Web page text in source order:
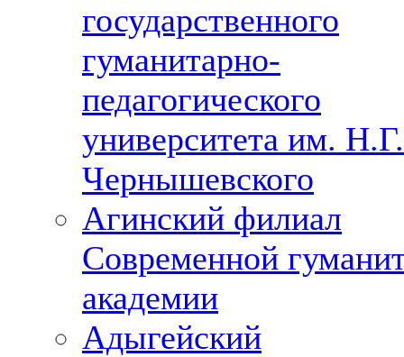
государственного
гуманитарно-
педагогического
университета им. Н.Г.
Чернышевского
Агинский филиал
Современной
академии
Адыгейский